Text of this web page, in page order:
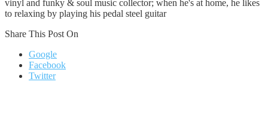
vinyl and funky & soul music collector; when he's at home, he likes
to relaxing by playing his pedal steel guitar
Share This Post On
Google
Facebook
Twitter